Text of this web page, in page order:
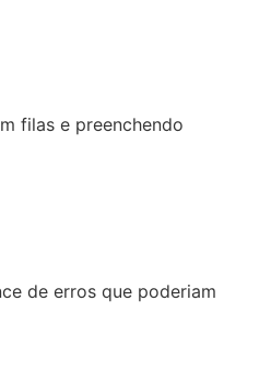
filas e preenchendo
de erros que poderiam